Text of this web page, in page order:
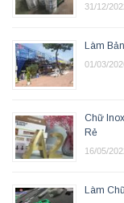
31/12/
Làm
01/03/
Chữ
Rẻ
16/05/
Làm